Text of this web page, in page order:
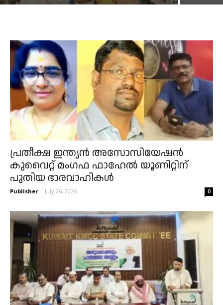
പ്രതീക്ഷ ഇന്ത്യൻ അസോസിയേഷൻ
കുവൈറ്റ് മംഗഫ ഫാഹേൽ യൂണിറ്റിന്
പുതിയ ഭാരവാഹികൾ
Publisher - July 26, 2026 0